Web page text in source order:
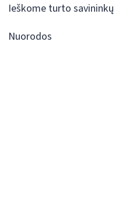
Ieškome turto savininkų
Nuorodos